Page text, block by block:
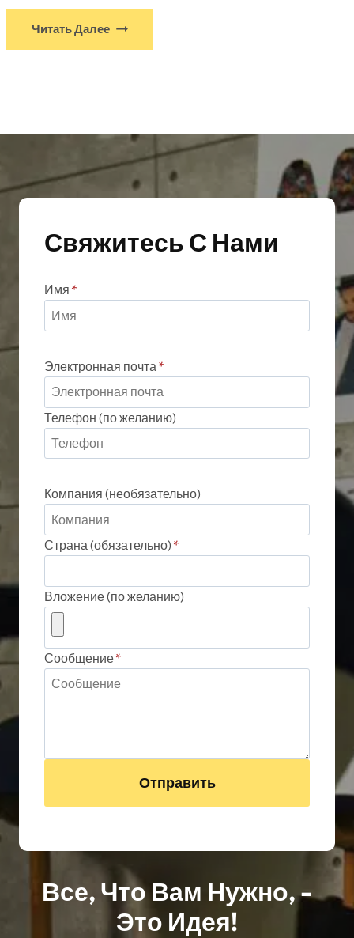
Читать Далее
Свяжитесь С Нами
Имя *
Электронная почта *
Телефон (по желанию)
Компания (необязательно)
Страна (обязательно) *
Вложение (по желанию)
Сообщение*
Отправить
Все, Что Вам Нужно, -
Это Идея!